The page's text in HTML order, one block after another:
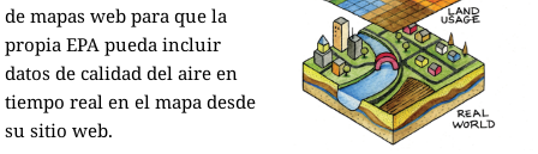
de mapas web para que la
propia EPA pueda incluir
datos de calidad del aire en
tiempo real en el mapa desde
su sitio web.